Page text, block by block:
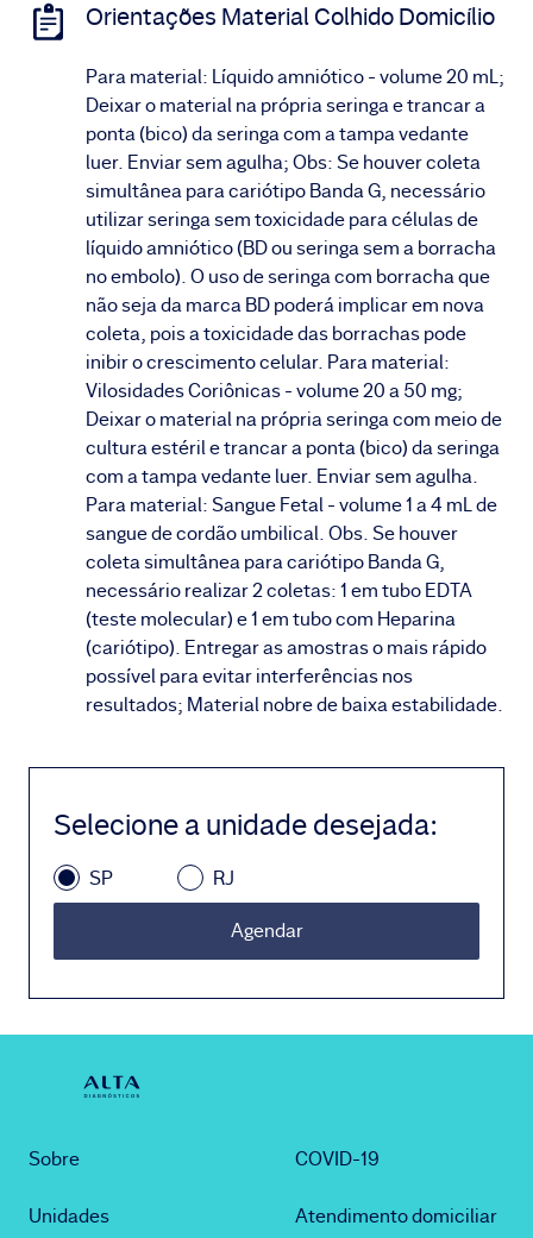
Orientações Material Colhido Domicílio
Para material: Líquido amniótico - volume 20 mL;
Deixar o material na própria seringa e trancar a
ponta (bico) da seringa com a tampa vedante
luer. Enviar sem agulha; Obs: Se houver coleta
simultânea para cariótipo Banda G, necessário
utilizar seringa sem toxicidade para células de
líquido amniótico (BD ou seringa sem a borracha
no embolo). O uso de seringa com borracha que
não seja da marca BD poderá implicar em nova
coleta, pois a toxicidade das borrachas pode
inibir o crescimento celular. Para material:
Vilosidades Coriônicas - volume 20 a 50 mg;
Deixar o material na própria seringa com meio de
cultura estéril e trancar a ponta (bico) da seringa
com a tampa vedante luer. Enviar sem agulha.
Para material: Sangue Fetal - volume 1 a 4 mL de
sangue de cordão umbilical. Obs. Se houver
coleta simultânea para cariótipo Banda G,
necessário realizar 2 coletas: 1 em tubo EDTA
(teste molecular) e 1 em tubo com Heparina
(cariótipo). Entregar as amostras o mais rápido
possível para evitar interferências nos
resultados; Material nobre de baixa estabilidade.
Selecione a unidade desejada:
SP RJ
Agendar
Sobre
Unidades
COVID-19
Atendimento domiciliar